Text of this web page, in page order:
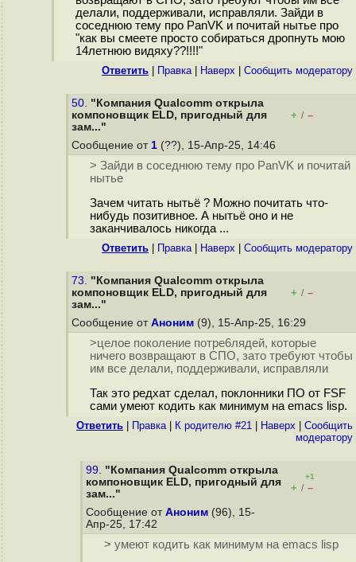
делали, поддерживали, исправляли. Зайди в
соседнюю тему про PanVK и почитай нытье про
"как вы смеете просто собираться дропнуть мою
14летнюю видяху??!!!!"
Ответить Правка| Наверх Cообщить модератору
50. "Компания Qualcomm открыла
компоновщик ELD, пригодный для
зам..."
+ / –
Сообщение от 1 (??), 15-Апр-25, 14:46
> Зайди в соседнюю тему про PanVK и почитай
нытье
Зачем читать нытьё ? Можно почитать что-
нибудь позитивное. А нытьё оно и не
заканчивалось никогда ...
Ответить Правка| Наверх Cообщить модератору
73. "Компания Qualcomm открыла
компоновщик ELD, пригодный для
зам..."
+ / –
Сообщение от Аноним (9), 15-Апр-25, 16:29
>целое поколение потpe6лядей, которые
ничего возвращают в СПО, зато требуют чтобы
им все делали, поддерживали, исправляли
Так это редхат сделал, поклонники ПО от FSF
сами умеют кодить как минимум на emacs lisp.
Ответить Правка| К родителю #21 Наверх
Cообщить
модератору
99. "Компания Qualcomm открыла
компоновщик ELD, пригодный для
зам..."
+1
+ / –
Сообщение от Аноним (96), 15-
Апр-25, 17:42
> умеют кодить как минимум на emacs lisp